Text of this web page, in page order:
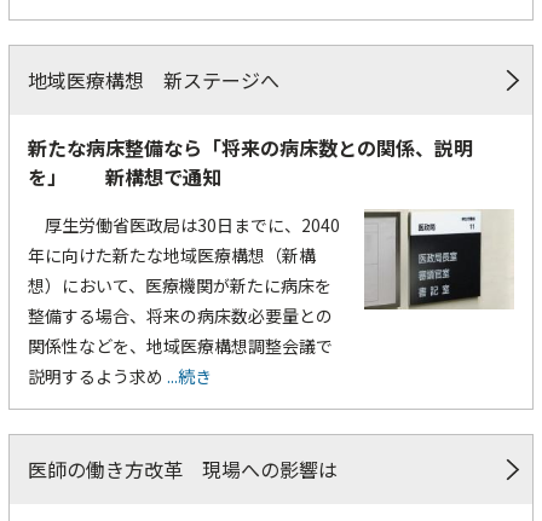
地域医療構想 新ステージへ
新たな病床整備なら「将来の病床数との関係、説明
を」 新構想で通知
厚生労働省医政局は30日までに、2040
年に向けた新たな地域医療構想（新構
想）において、医療機関が新たに病床を
整備する場合、将来の病床数必要量との
関係性などを、地域医療構想調整会議で
説明するよう求め ...続き
医師の働き方改革 現場への影響は